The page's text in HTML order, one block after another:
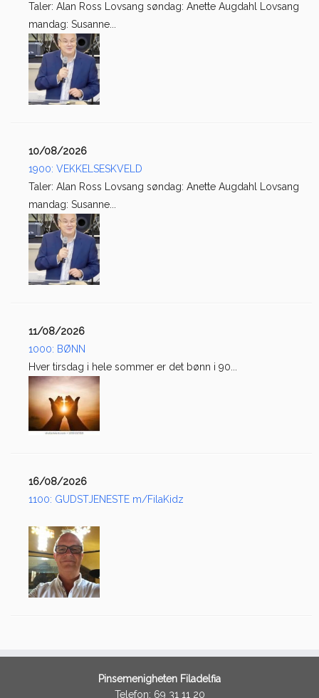
Taler: Alan Ross Lovsang søndag: Anette Augdahl Lovsang
mandag: Susanne...
10/08/2026
1900: VEKKELSESKVELD
Taler: Alan Ross Lovsang søndag: Anette Augdahl Lovsang
mandag: Susanne...
11/08/2026
1000: BØNN
Hver tirsdag i hele sommer er det bønn i 90...
16/08/2026
1100: GUDSTJENESTE m/FilaKidz
Pinsemenigheten Filadelfia
Telefon: 69 31 11 20